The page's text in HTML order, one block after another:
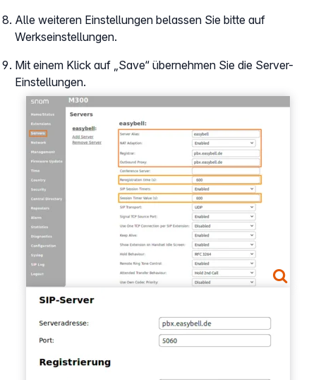
Show larger version
Show larger version
Alle weiteren Einstellungen belassen Sie bitte auf
Werkseinstellungen.
Mit einem Klick auf „Save“ übernehmen Sie die Server-
Einstellungen.